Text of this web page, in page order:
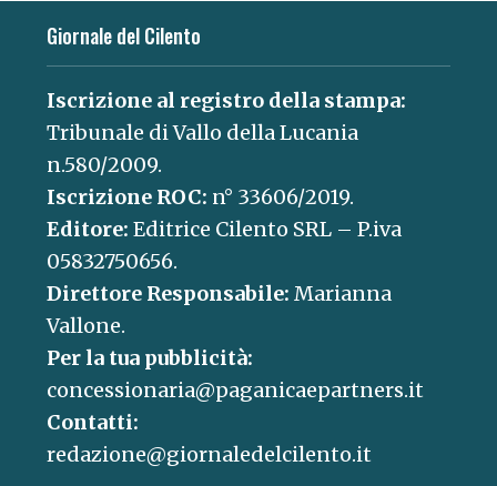
Giornale del Cilento
Iscrizione al registro della stampa:
Tribunale di Vallo della Lucania
n.580/2009.
Iscrizione ROC: n° 33606/2019.
Editore: Editrice Cilento SRL – P.iva
05832750656.
Direttore Responsabile: Marianna
Vallone.
Per la tua pubblicità:
concessionaria@paganicaepartners.it
Contatti:
redazione@giornaledelcilento.it